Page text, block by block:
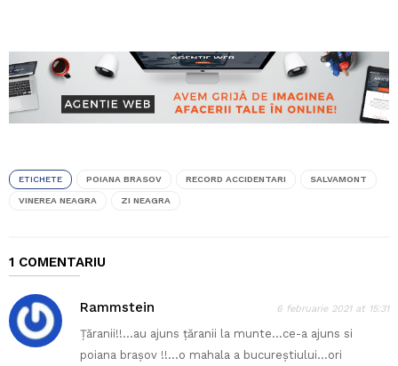
ETICHETE POIANA BRASOV RECORD ACCIDENTARI SALVAMONT
VINEREA NEAGRA ZI NEAGRA
1 COMENTARIU
Rammstein 6 februarie 2021 at 15:31
Țăranii!!…au ajuns țăranii la munte…ce-a ajuns si
poiana brașov !!…o mahala a bucureștiului…ori